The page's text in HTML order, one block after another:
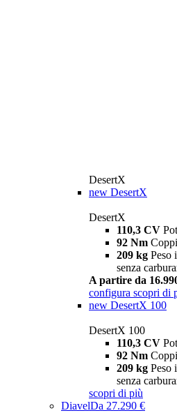
DesertX
new DesertX
DesertX
110,3 CV
92 Nm
209 kg Peso
senza
A partire da
configura scopri di
new DesertX 100
DesertX 100
110,3 CV
92 Nm
209 kg Peso
senza
scopri di più
DiavelDa 27.290 €